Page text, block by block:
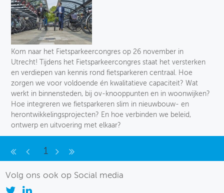
Volg ons ook op Social media
Kom naar het Fietsparkeercongres op 26 november in
Utrecht! Tijdens het Fietsparkeercongres staat het versterken
en verdiepen van kennis rond fietsparkeren centraal. Hoe
zorgen we voor voldoende én kwalitatieve capaciteit? Wat
werkt in binnensteden, bij ov-knooppunten en in woonwijken?
Hoe integreren we fietsparkeren slim in nieuwbouw- en
herontwikkelingsprojecten? En hoe verbinden we beleid,
ontwerp en uitvoering met elkaar?
1